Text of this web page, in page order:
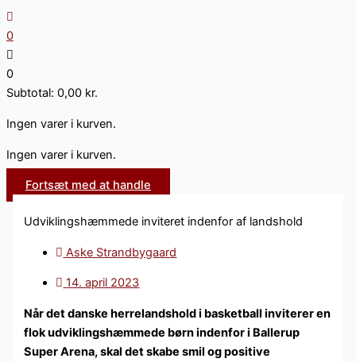
0
0
Subtotal: 0,00 kr.
Ingen varer i kurven.
Ingen varer i kurven.
Fortsæt med at handle
Udviklingshæmmede inviteret indenfor af landshold
Aske Strandbygaard
14. april 2023
Når det danske herrelandshold i basketball inviterer en
flok udviklingshæmmede børn indenfor i Ballerup
Super Arena, skal det skabe smil og positive